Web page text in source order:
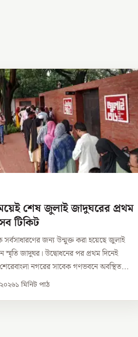
শেষ জুলাই জাদুঘরের প্রথম
টিকিট
জন্য উন্মুক্ত করা হয়েছে জুলাই
স্মৃতি জাদুঘর। উদ্বোধনের পর প্রথম দিনেই
নগরের সাবেক গণভবনে অবস্থিত...
১ মিনিট পাঠ